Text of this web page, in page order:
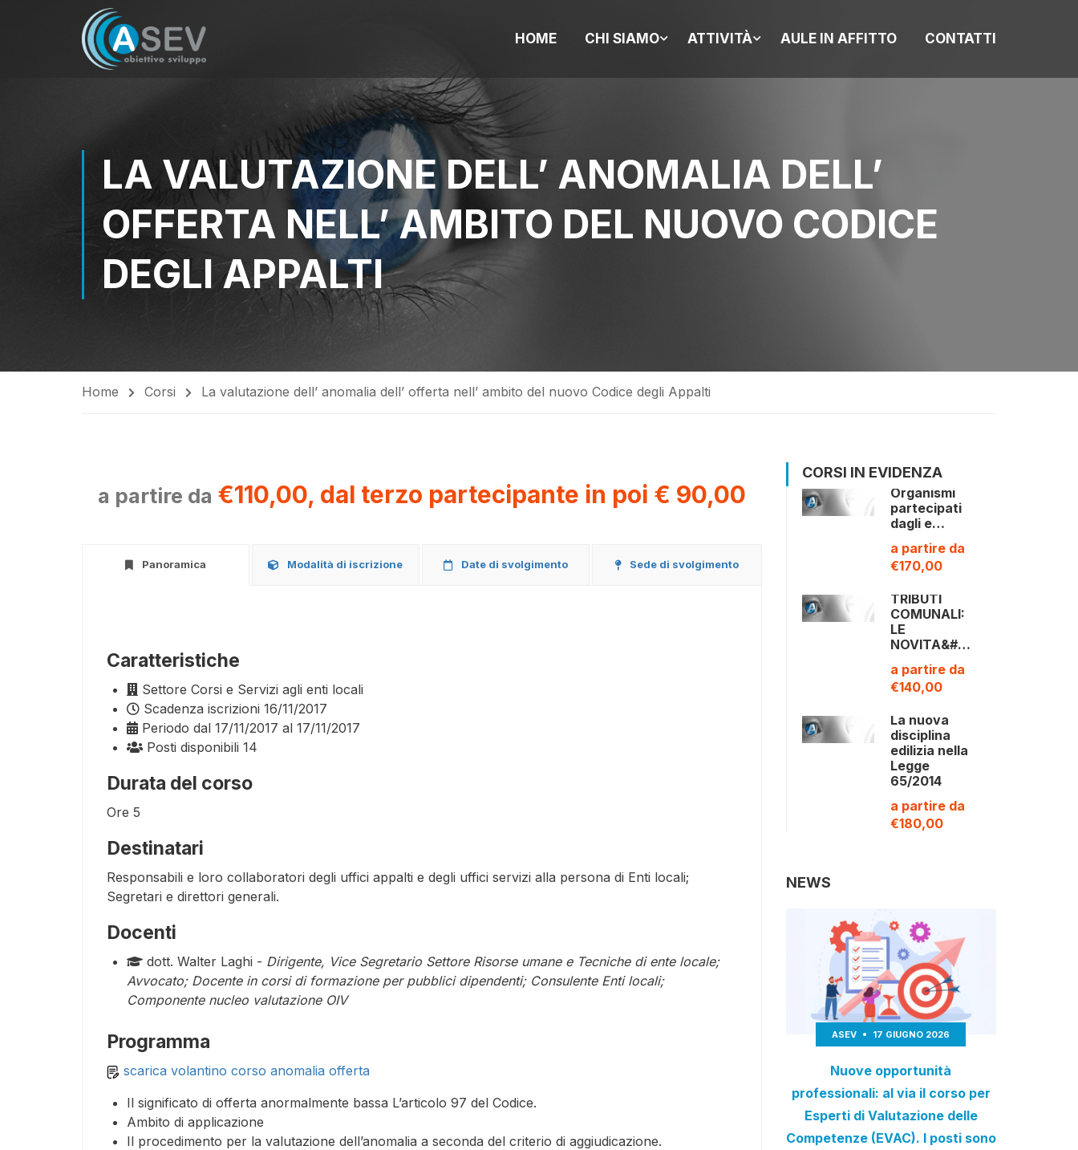
HOME CHI SIAMO ATTIVITÀ AULE IN AFFITTO CONTATTI
LA VALUTAZIONE DELL’ ANOMALIA DELL’
OFFERTA NELL’ AMBITO DEL NUOVO CODICE
DEGLI APPALTI
Home Corsi La valutazione dell’ anomalia dell’ offerta nell’ ambito del nuovo Codice degli Appalti
a partire da €110,00, dal terzo partecipante in poi € 90,00
Panoramica Modalità di iscrizione Date di svolgimento Sede di svolgimento
Caratteristiche
Settore Corsi e Servizi agli enti locali
Scadenza iscrizioni 16/11/2017
Periodo dal 17/11/2017 al 17/11/2017
Posti disponibili 14
Durata del corso
Ore 5
Destinatari
Responsabili e loro collaboratori degli uffici appalti e degli uffici servizi alla persona di Enti locali;
Segretari e direttori generali.
Docenti
dott. Walter Laghi - Dirigente, Vice Segretario Settore Risorse umane e Tecniche di ente locale;
Avvocato; Docente in corsi di formazione per pubblici dipendenti; Consulente Enti locali;
Componente nucleo valutazione OIV
Programma
scarica volantino corso anomalia offerta
Il significato di offerta anormalmente bassa L’articolo 97 del Codice.
Ambito di applicazione
Il procedimento per la valutazione dell’anomalia a seconda del criterio di aggiudicazione.
CORSI IN EVIDENZA
Organismi
partecipati
dagli e…
a partire da
€170,00
TRIBUTI
COMUNALI:
LE
NOVITA&#…
a partire da
€140,00
La nuova
disciplina
edilizia nella
Legge
65/2014
a partire da
€180,00
NEWS
ASEV 17 GIUGNO 2026
Nuove opportunità
professionali: al via il corso per
Esperti di Valutazione delle
Competenze (EVAC). I posti sono